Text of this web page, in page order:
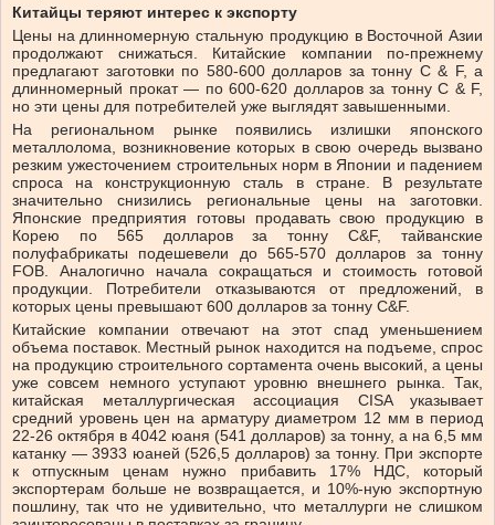
Китайцы теряют интерес к экспорту
Цены на длинномерную стальную продукцию в Восточной Азии
продолжают снижаться. Китайские компании по-прежнему
предлагают заготовки по 580-600 долларов за тонну C & F, а
длинномерный прокат — по 600-620 долларов за тонну C & F,
но эти цены для потребителей уже выглядят завышенными.
На региональном рынке появились излишки японского
металлолома, возникновение которых в свою очередь вызвано
резким ужесточением строительных норм в Японии и падением
спроса на конструкционную сталь в стране. В результате
значительно снизились региональные цены на заготовки.
Японские предприятия готовы продавать свою продукцию в
Корею по 565 долларов за тонну C&F, тайванские
полуфабрикаты подешевели до 565-570 долларов за тонну
FOB. Аналогично начала сокращаться и стоимость готовой
продукции. Потребители отказываются от предложений, в
которых цены превышают 600 долларов за тонну C&F.
Китайские компании отвечают на этот спад уменьшением
объема поставок. Местный рынок находится на подъеме, спрос
на продукцию строительного сортамента очень высокий, а цены
уже совсем немного уступают уровню внешнего рынка. Так,
китайская металлургическая ассоциация CISA указывает
средний уровень цен на арматуру диаметром 12 мм в период
22-26 октября в 4042 юаня (541 долларов) за тонну, а на 6,5 мм
катанку — 3933 юаней (526,5 долларов) за тонну. При экспорте
к отпускным ценам нужно прибавить 17% НДС, который
экспортерам больше не возвращается, и 10%-ную экспортную
пошлину, так что не удивительно, что металлурги не слишком